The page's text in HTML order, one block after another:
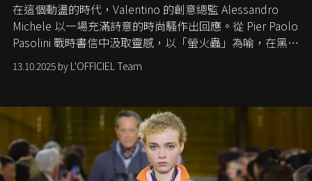
在這個動盪的時代， Valentino 的創意總監 Alessandro
Michele 以一場充滿詩意的時尚騷作出回應。從 Pier Paolo
Pasolini 戰時書信中汲取靈感，以「螢火蟲」為喻，在黑暗
中找尋希望的微光。
13.10.2025 by L'OFFICIEL Team